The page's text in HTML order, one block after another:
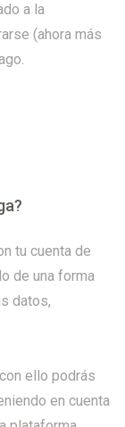
a la
(ahora más
tu cuenta de
de una forma
datos,
ello podrás
en cuenta